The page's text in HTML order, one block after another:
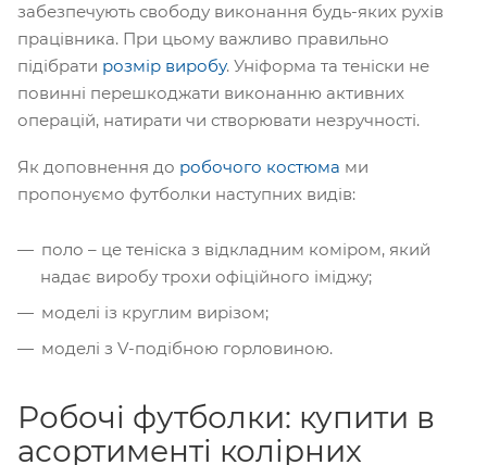
забезпечують свободу виконання будь-яких рухів
працівника. При цьому важливо правильно
підібрати розмір виробу. Уніформа та теніски не
повинні перешкоджати виконанню активних
операцій, натирати чи створювати незручності.
Як доповнення до робочого костюма ми
пропонуємо футболки наступних видів:
поло – це теніска з відкладним коміром, який
надає виробу трохи офіційного іміджу;
моделі із круглим вирізом;
моделі з V-подібною горловиною.
Робочі футболки: купити в
асортименті колірних